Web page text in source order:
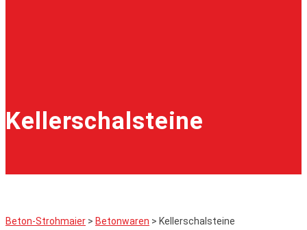
Kellerschalsteine
Beton-Strohmaier > Betonwaren > Kellerschalsteine